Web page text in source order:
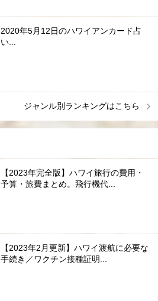
2020年5月12日のハワイアンカード占
い...
ジャンル別ランキングはこちら
【2023年完全版】ハワイ旅行の費用・
予算・旅費まとめ。飛行機代...
【2023年2月更新】ハワイ渡航に必要な
手続き／ワクチン接種証明...